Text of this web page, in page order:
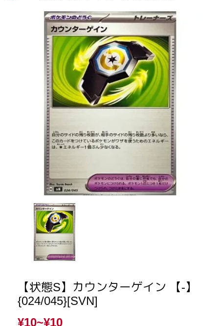
【状態S】カウンターゲイン 【-】
{024/045}[SVN]
¥10~¥10